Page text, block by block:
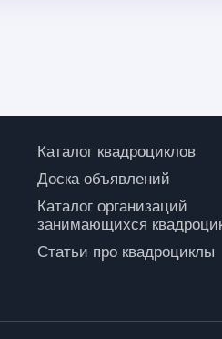
Каталог квадроциклов
Доска объявлений
Каталог организаций
занимающихся
Статьи про квадроциклы